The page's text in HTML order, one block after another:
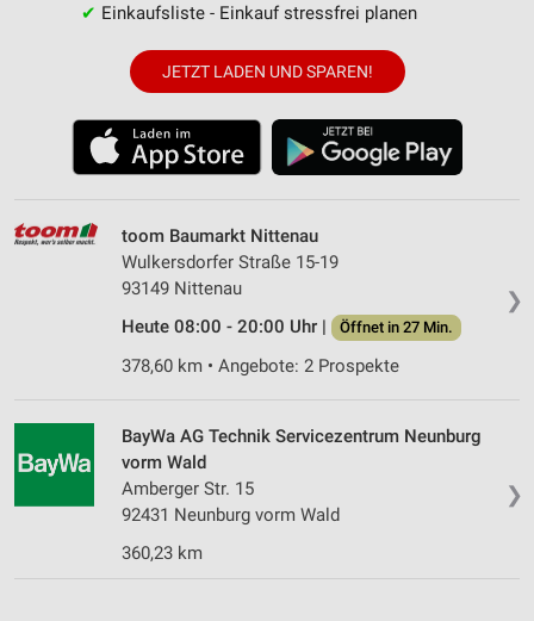
✔ Einkaufsliste - Einkauf stressfrei planen
JETZT LADEN UND SPAREN!
❯
toom Baumarkt Nittenau
Wulkersdorfer Straße 15-19
93149 Nittenau
Heute 08:00 - 20:00 Uhr |
Öffnet in 27 Min.
378,60 km • Angebote: 2 Prospekte
❯
BayWa AG Technik Servicezentrum Neunburg
vorm Wald
Amberger Str. 15
92431 Neunburg vorm Wald
360,23 km